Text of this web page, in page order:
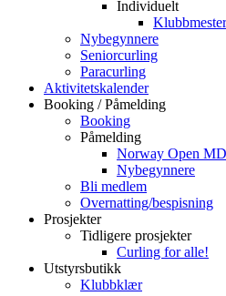
Individuelt
Nybegynnere
Seniorcurling
Paracurling
Aktivitetskalender
Booking / Påmelding
Booking
Påmelding
Norway Open MD
Nybegynnere
Bli medlem
Overnatting/bespisning
Prosjekter
Tidligere prosjekter
Curling for alle!
Utstyrsbutikk
Klubbklær